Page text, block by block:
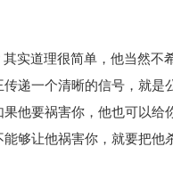
实道理很简单，他当然不
递一个清晰的信号，就是
他要祸害你，他也可以给
够让他祸害你，就要把他